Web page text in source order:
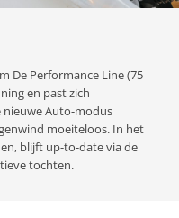
De Performance Line (75
en past zich
nieuwe Auto-modus
moeiteloos. In het
blijft up-to-date via de
tochten.